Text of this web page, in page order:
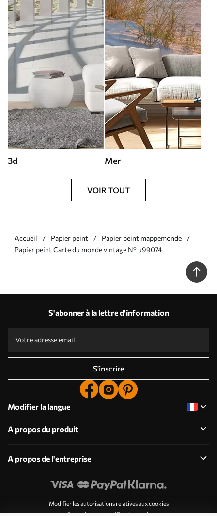
3d Mer
VOIR TOUT
Accueil Papier peint
Papier peint mappemonde
Papier peint Carte du monde vintage N° u99074
S'abonner à la lettre d'information
S'inscrire
Modifier la langue
A propos du produit
A propos de l'entreprise
Modifier les autorisations relatives aux cookies
Paramètres de notification push